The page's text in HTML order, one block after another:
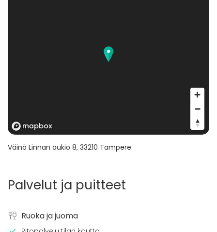
Väinö Linnan aukio 8, 33210 Tampere
Palvelut ja puitteet
Ruoka ja juoma